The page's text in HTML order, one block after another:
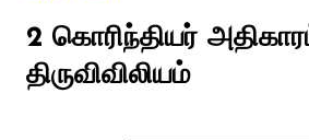
2 கொரிந்தியர்
திருவிவிலியம்